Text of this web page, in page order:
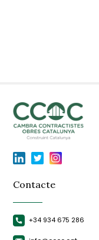
Contacte
+34 934 675 286